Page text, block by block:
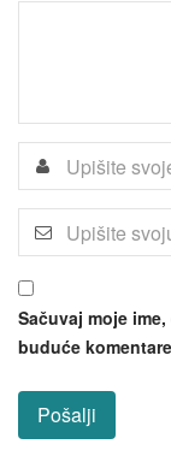
Sačuvaj moje
buduće